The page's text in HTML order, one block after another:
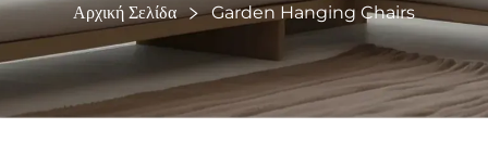
Αρχική Σελίδα Garden Hanging Chairs